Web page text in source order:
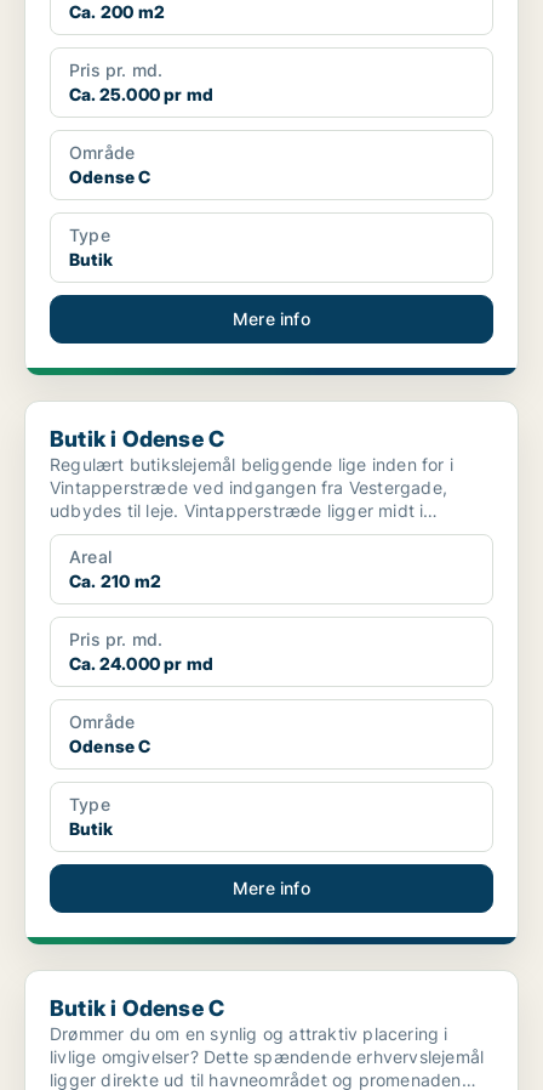
Ca. 200 m2
Pris pr. md.
Ca. 25.000 pr md
Område
Odense C
Type
Butik
Mere info
Butik i Odense C
Butik i Odense C
Regulært butikslejemål beliggende lige inden for i
Vintapperstræde ved indgangen fra Vestergade,
udbydes til leje. Vintapperstræde ligger midt i
Odenses n...
Areal
Ca. 210 m2
Pris pr. md.
Ca. 24.000 pr md
Område
Odense C
Type
Butik
Mere info
Butik i Odense C
Butik i Odense C
Drømmer du om en synlig og attraktiv placering i
livlige omgivelser? Dette spændende erhvervslejemål
ligger direkte ud til havneområdet og promenaden